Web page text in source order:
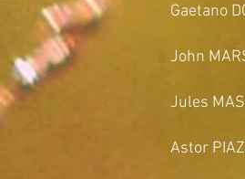
John
Jules
Astor